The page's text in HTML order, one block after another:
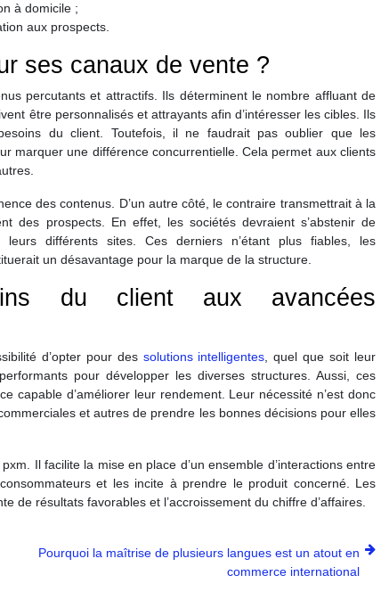
à domicile ;
aux prospects.
ses canaux de vente ?
percutants et attractifs. Ils déterminent le nombre affluant de
être personnalisés et attrayants afin d’intéresser les cibles. Ils
du client. Toutefois, il ne faudrait pas oublier que les
marquer une différence concurrentielle. Cela permet aux clients
des contenus. D’un autre côté, le contraire transmettrait à la
des prospects. En effet, les sociétés devraient s’abstenir de
différents sites. Ces derniers n’étant plus fiables, les
un désavantage pour la marque de la structure.
du client aux avancées
d’opter pour des solutions intelligentes, quel que soit leur
pour développer les diverses structures. Aussi, ces
capable d’améliorer leur rendement. Leur nécessité n’est donc
et autres de prendre les bonnes décisions pour elles
Il facilite la mise en place d’un ensemble d’interactions entre
et les incite à prendre le produit concerné. Les
de résultats favorables et l’accroissement du chiffre d’affaires.
Pourquoi la maîtrise de plusieurs langues est un atout en
commerce international